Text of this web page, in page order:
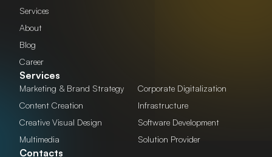
Services
About
Blog
Career
Services
Marketing & Brand Strategy
Content Creation
Creative Visual Design
Multimedia
Corporate Digitalization
Infrastructure
Software Development
Solution Provider
Contacts